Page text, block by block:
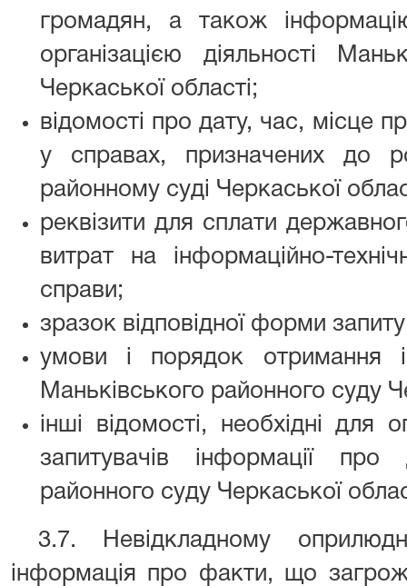
громадян, а також
організацією діяльності
Черкаської області;
відомості про дату, час, місце
у справах, призначених до
районному суді Черкаської
реквізити для сплати
витрат на інформаційно-
справи;
зразок відповідної форми
умови і порядок отримання
Маньківського районного суду
інші відомості, необхідні для
запитувачів інформації про
районного суду Черкаської
3.7. Невідкладному
інформація про факти, що